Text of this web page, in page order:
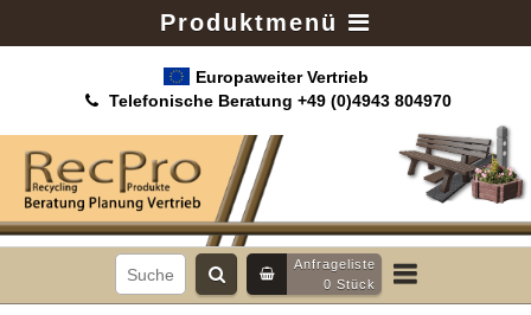
Europaweiter Vertrieb
Telefonische Beratung +49 (0)4943 804970
Anfrageliste
0 Stück
Produktmenü